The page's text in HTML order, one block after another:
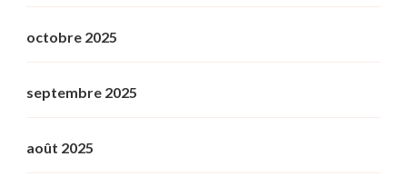
octobre 2025
septembre 2025
août 2025